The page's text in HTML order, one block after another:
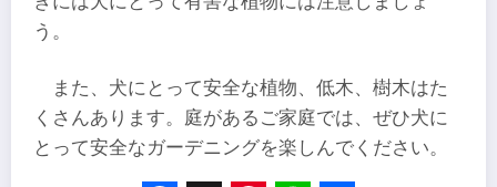
う。
また、犬にとって安全な植物、低木、樹木はた
くさんあります。庭があるご家庭では、ぜひ犬に
とって安全なガーデニングを楽しんでください。